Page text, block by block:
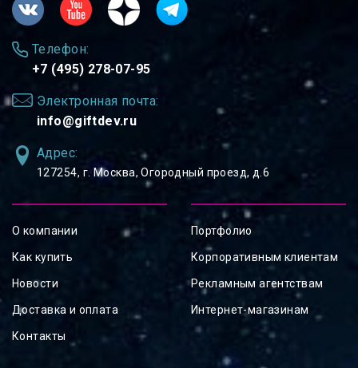
Телефон:
+7 (495) 278-07-95
Электронная почта:
info@giftdev.ru
Адрес:
127254, ⁠г. Москва, Огородный проезд, д.6
О компании
Как купить
Новости
Доставка и оплата
Контакты
Портфолио
Корпоративным клиентам
Рекламным агентствам
Интернет-магазинам